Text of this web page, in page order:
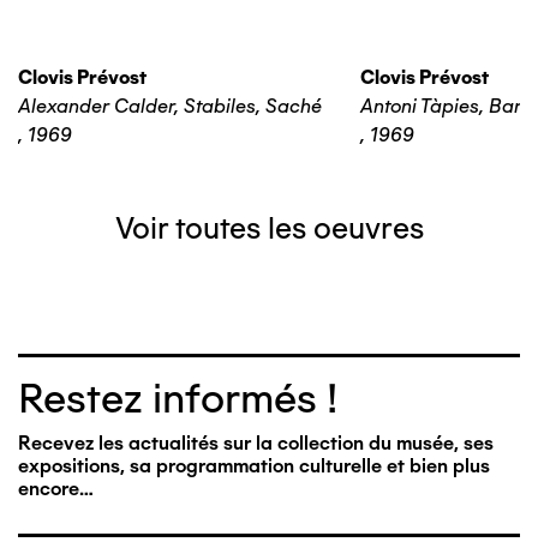
Clovis Prévost
Alexander Calder, Stabiles, Saché
, 1969
Clovis Prévost
Antoni Tàpies,
, 1969
Voir toutes les oeuvres
Restez informés !
Recevez les actualités sur la collection du musée, ses
expositions, sa programmation culturelle et bien plus
encore…